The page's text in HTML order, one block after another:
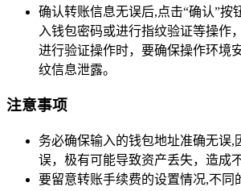
确认转账信息无误后,点击“确认”按
入钱包密码或进行指纹验证等操作
进行验证操作时，要确保操作环境
纹信息泄露。
注意事项
务必确保输入的钱包地址准确无误,
误，极有可能导致资产丢失，造成
要留意转账手续费的设置情况,不同